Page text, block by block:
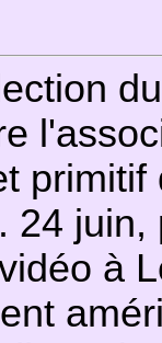
24
à